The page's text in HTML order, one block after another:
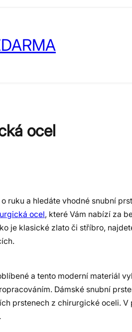
ocel
ruku a hledáte vhodné snubní
ocel, které Vám nabízí za
je klasické zlato či stříbro,
a tento moderní materiál
Dámské snubní
prstenech z chirurgické oceli.